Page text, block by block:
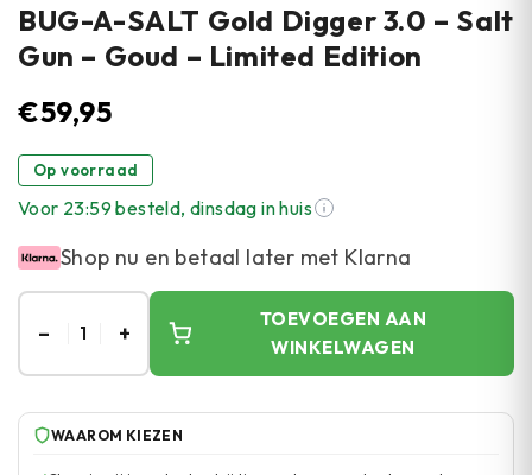
BUG-A-SALT Gold Digger 3.0 – Salt
Gun – Goud – Limited Edition
€59,95
Op voorraad
Voor 23:59 besteld, dinsdag in huis
Shop nu en betaal later met Klarna
– 1 +
TOEVOEGEN AAN
WINKELWAGEN
WAAROM KIEZEN